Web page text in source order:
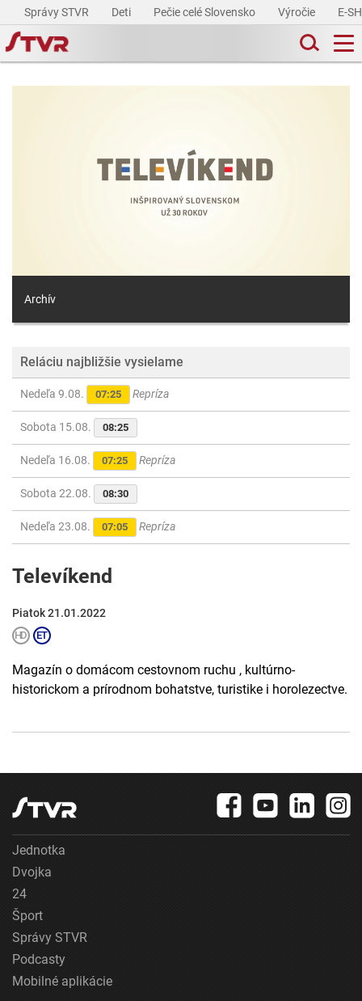
Správy STVR Deti Pečie celé Slovensko Výročie E-
Archív
Reláciu najbližšie vysielame
Nedeľa 9.08. 07:25 Repríza
Sobota 15.08. 08:25
Nedeľa 16.08. 07:25 Repríza
Sobota 22.08. 08:30
Nedeľa 23.08. 07:05 Repríza
Televíkend
Piatok 21.01.2022
Magazín o domácom cestovnom ruchu , kultúrno-
historickom a prírodnom bohatstve, turistike i horolezectve.
Jednotka
Dvojka
24
Šport
Správy STVR
Podcasty
Mobilné aplikácie